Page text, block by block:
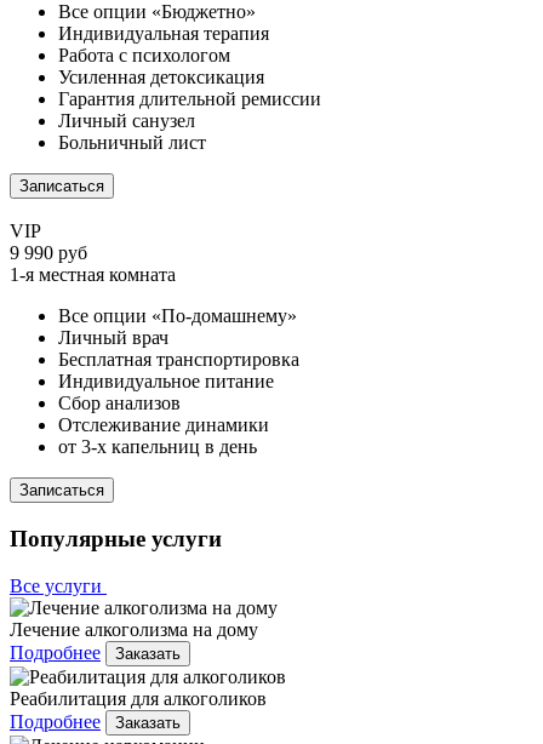
Все опции «Бюджетно»
Индивидуальная терапия
Работа с психологом
Усиленная детоксикация
Гарантия длительной ремиссии
Личный санузел
Больничный лист
Записаться
VIP
9 990 руб
1-я местная комната
Все опции «По-домашнему»
Личный врач
Бесплатная транспортировка
Индивидуальное питание
Сбор анализов
Отслеживание динамики
от 3-х капельниц в день
Записаться
Популярные услуги
Все услуги
Лечение алкоголизма на дому
Подробнее
Заказать
Реабилитация для алкоголиков
Подробнее
Заказать